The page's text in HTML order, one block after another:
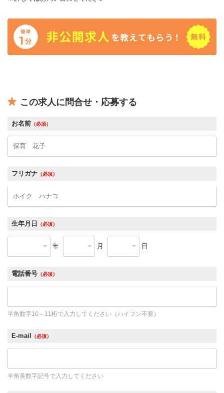
この求人に問合せ・応募する
お名前 （必須）
フリガナ （必須）
生年月日 （必須）
年 月 日
電話番号 （必須）
半角数字10～11桁で入力してください（ハイフン不要）
E-mail （必須）
半角英数字記号で入力してください